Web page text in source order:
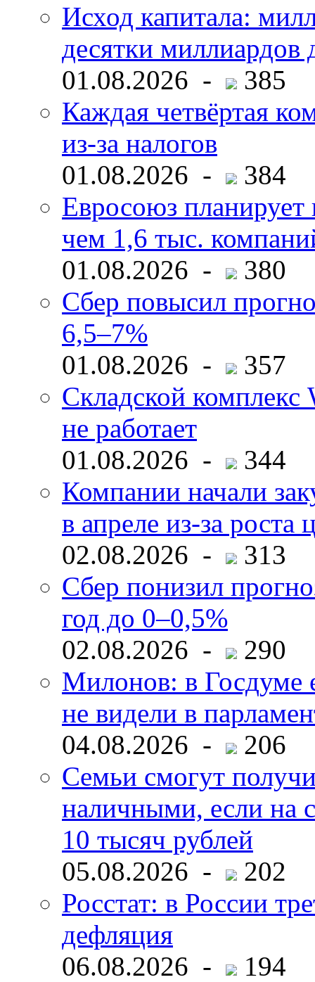
Исход капитала:
десятки миллиардов
01.08.2026 -
385
Каждая четвёртая
из-за налогов
01.08.2026 -
384
Евросоюз планирует
чем 1,6 тыс.
01.08.2026 -
380
Сбер повысил
6,5–7%
01.08.2026 -
357
Складской комплекс
не работает
01.08.2026 -
344
Компании начали
в апреле из-за роста
02.08.2026 -
313
Сбер понизил
год до 0–0,5%
02.08.2026 -
290
Милонов: в Госдуме
не видели в
04.08.2026 -
206
Семьи смогут
наличными, если на
10 тысяч рублей
05.08.2026 -
202
Росстат: в России
дефляция
06.08.2026 -
194